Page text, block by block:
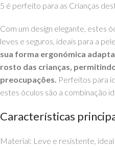
5 é perfeito para as Crianças
Com um design elegante, estes
leves e seguros, ideais para a
sua forma ergonómica
rosto das crianças,
preocupações. Perfeitos para
estes óculos são a combinação
Características
Material: Leve e resistente, ideal